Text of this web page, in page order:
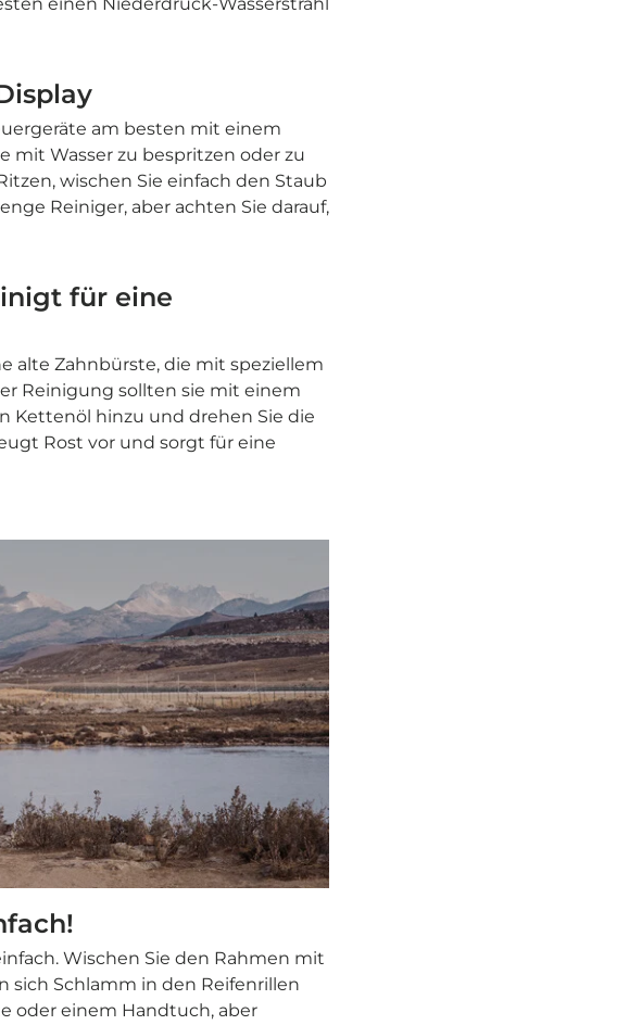
einen Niederdruck-Wasserstrahl
am besten mit einem
mit Wasser zu bespritzen oder zu
wischen Sie einfach den Staub
Reiniger, aber achten Sie darauf,
für eine
alte Zahnbürste, die mit speziellem
Reinigung sollten sie mit einem
Kettenöl hinzu und drehen Sie die
Rost vor und sorgt für eine
Wischen Sie den Rahmen mit
sich Schlamm in den Reifenrillen
oder einem Handtuch, aber